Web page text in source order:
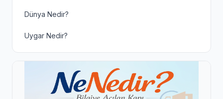
Dünya Nedir?
Uygar Nedir?